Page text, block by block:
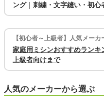
ング｜刺繍・文字縫い・初心
【初心者～上級者】人気メーカ
家庭用ミシンおすすめラン
上級者向けまで
人気のメーカーから選ぶ